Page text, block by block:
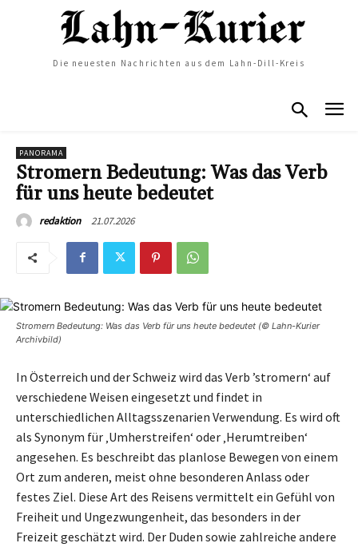
Die neuesten Nachrichten aus dem Lahn-Dill-Kreis
PANORAMA
Stromern Bedeutung: Was das Verb
für uns heute bedeutet
redaktion 21.07.2026
Stromern Bedeutung: Was das Verb für uns heute bedeutet (© Lahn-Kurier
Archivbild)
In Österreich und der Schweiz wird das Verb ’stromern‘ auf
verschiedene Weisen eingesetzt und findet in
unterschiedlichen Alltagsszenarien Verwendung. Es wird oft
als Synonym für ‚Umherstreifen‘ oder ‚Herumtreiben‘
angesehen. Es beschreibt das planlose Bewegen von einem
Ort zum anderen, meist ohne besonderen Anlass oder
festes Ziel. Diese Art des Reisens vermittelt ein Gefühl von
Freiheit und Ungezwungenheit, das besonders in der
Freizeit geschätzt wird. Der Duden sowie zahlreiche andere